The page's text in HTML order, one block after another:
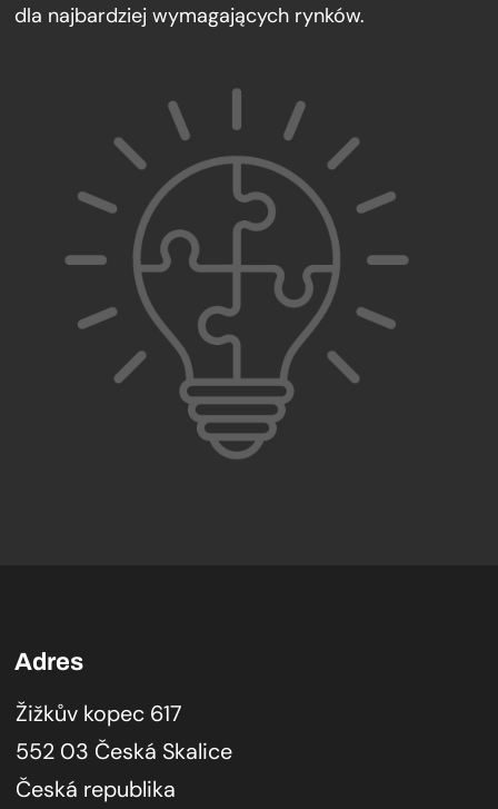
dla najbardziej wymagających rynków.
Adres
Žižkův kopec 617
552 03 Česká Skalice
Česká republika